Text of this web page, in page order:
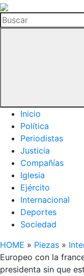
La
Hemeroteca
del
Buscar
Inicio
Política
Periodistas
Justicia
Compañías
Iglesia
Ejército
Internacional
Deportes
Sociedad
HOME » Piezas »
Europeo con la
presidenta sin que